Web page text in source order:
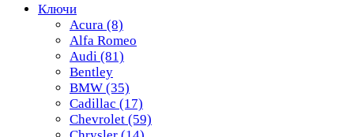
Ключи
Acura (8)
Alfa Romeo
Audi (81)
Bentley
BMW (35)
Cadillac (17)
Chevrolet (59)